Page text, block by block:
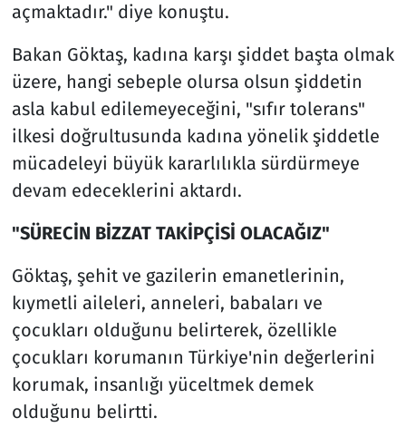
açmaktadır." diye konuştu.
Bakan Göktaş, kadına karşı şiddet başta olmak
üzere, hangi sebeple olursa olsun şiddetin
asla kabul edilemeyeceğini, "sıfır tolerans"
ilkesi doğrultusunda kadına yönelik şiddetle
mücadeleyi büyük kararlılıkla sürdürmeye
devam edeceklerini aktardı.
"SÜRECİN BİZZAT TAKİPÇİSİ OLACAĞIZ"
Göktaş, şehit ve gazilerin emanetlerinin,
kıymetli aileleri, anneleri, babaları ve
çocukları olduğunu belirterek, özellikle
çocukları korumanın Türkiye'nin değerlerini
korumak, insanlığı yüceltmek demek
olduğunu belirtti.